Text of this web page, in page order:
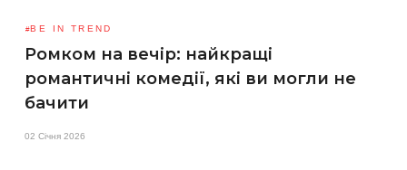
BE IN TREND
Ромком на вечір: найкращі
романтичні комедії, які ви могли не
бачити
02 Січня 2026